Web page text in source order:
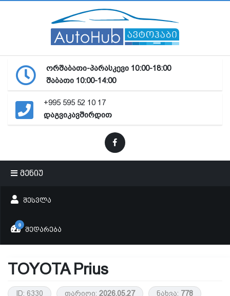
ორშაბათი-პარასკევი 10:00-18:00
შაბათი 10:00-14:00
+995 595 52 10 17
დაგვიკავშირდით
მენიუ
ᲨᲔᲡᲕᲚᲐ
0
ᲨᲔᲓᲐᲠᲔᲑᲐ
TOYOTA Prius
ID: 6330 თარიღი: 2026.05.27 ნახვა: 778